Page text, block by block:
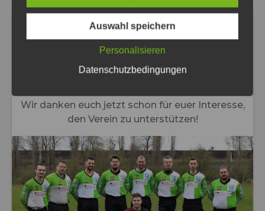
Auswahl speichern
Personalisieren
Datenschutzbedingungen